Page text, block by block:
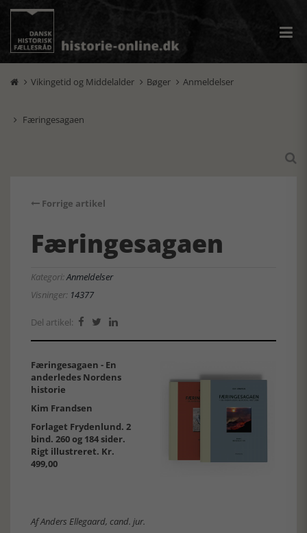
 Vikingetid og Middelalder  Bøger  Anmeldelser
 Færingesagaen

Forrige artikel
Færingesagaen
Kategori:Anmeldelser
Visninger: 14377
Del artikel:   
Færingesagaen - En
anderledes Nordens
historie
Kim Frandsen
Forlaget Frydenlund. 2
bind. 260 og 184 sider.
Rigt illustreret. Kr.
499,00
Af Anders Ellegaard, cand. jur.